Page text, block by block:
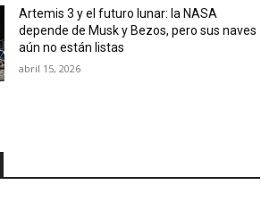
Artemis 3 y el futuro lunar: la NASA
depende de Musk y Bezos, pero sus naves
aún no están listas
abril 15, 2026